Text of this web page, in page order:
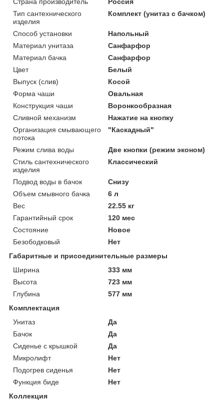
Тип сантехнического
изделия
Комплект (унитаз с бачком)
Способ установки
Напольный
Материал унитаза
Санфарфор
Материал бачка
Санфарфор
Цвет
Белый
Выпуск (слив)
Косой
Форма чаши
Овальная
Конструкция чаши
Воронкообразная
Сливной механизм
Нажатие на кнопку
Организация смывающего
потока
"Каскадный"
Режим слива воды
Две кнопки (режим эконом)
Стиль сантехнического
изделия
Классический
Подвод воды в бачок
Снизу
Объем смывного бачка
6 л
Вес
22.55 кг
Гарантийный срок
120 мес
Состояние
Новое
Безободковый
Нет
Габаритные и присоединительные размеры
Ширина
333 мм
Высота
723 мм
Глубина
577 мм
Комплектация
Унитаз
Да
Бачок
Да
Сиденье с крышкой
Да
Микролифт
Нет
Подогрев сиденья
Нет
Функция биде
Нет
Коллекция